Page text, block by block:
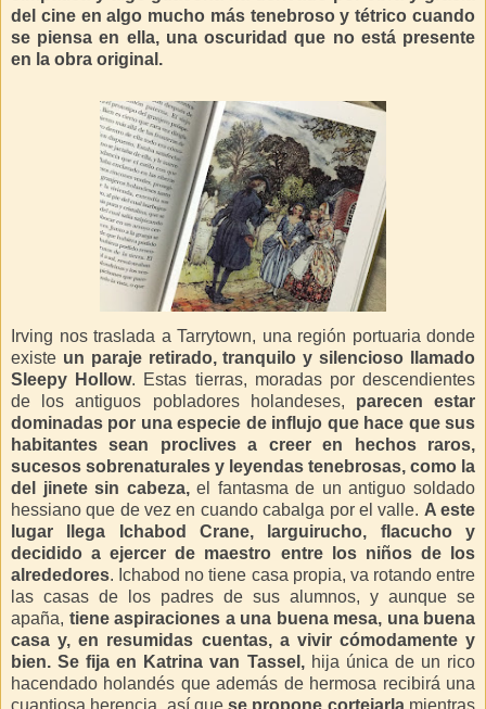
del cine en algo mucho más tenebroso y tétrico cuando
se piensa en ella, una oscuridad que no está presente
en la obra original.
Irving nos traslada a Tarrytown, una región portuaria donde
existe un paraje retirado, tranquilo y silencioso llamado
Sleepy Hollow. Estas tierras, moradas por descendientes
de los antiguos pobladores holandeses, parecen estar
dominadas por una especie de influjo que hace que sus
habitantes sean proclives a creer en hechos raros,
sucesos sobrenaturales y leyendas tenebrosas, como la
del jinete sin cabeza,el fantasma de un antiguo soldado
hessiano que de vez en cuando cabalga por el valle. A este
lugar llega Ichabod Crane, larguirucho, flacucho y
decidido a ejercer de maestro entre los niños de los
alrededores. Ichabod no tiene casa propia, va rotando entre
las casas de los padres de sus alumnos, y aunque se
apaña, tiene aspiraciones a una buena mesa, una buena
casa y, en resumidas cuentas, a vivir cómodamente y
bien. Se fija en Katrina van Tassel, hija única de un rico
hacendado holandés que además de hermosa recibirá una